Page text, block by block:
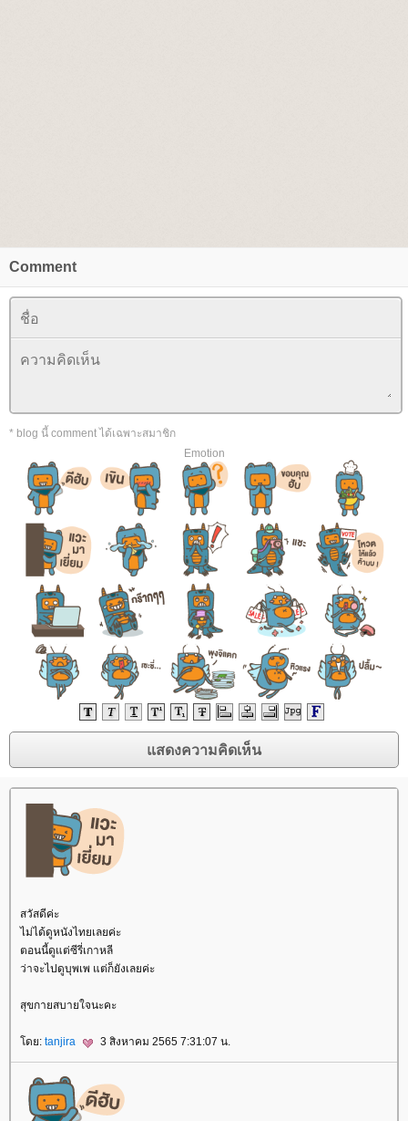
Comment
* blog นี้ comment ได้เฉพาะสมาชิก
Emotion
สวัสดีค่ะ
ไม่ได้ดูหนังไทยเลยค่ะ
ตอนนี้ดูแต่ซีรี่เกาหลี
ว่าจะไปดูบุพเพ แต่ก็ยังเลยค่ะ
สุขกายสบายใจนะคะ
ดย: tanjira 3 สิงหาคม 2565 7:31:07 น.